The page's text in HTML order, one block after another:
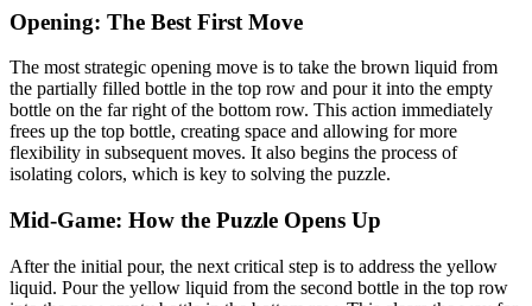
Opening: The Best First Move
The most strategic opening move is to take the brown liquid from
the partially filled bottle in the top row and pour it into the empty
bottle on the far right of the bottom row. This action immediately
frees up the top bottle, creating space and allowing for more
flexibility in subsequent moves. It also begins the process of
isolating colors, which is key to solving the puzzle.
Mid-Game: How the Puzzle Opens Up
After the initial pour, the next critical step is to address the yellow
liquid. Pour the yellow liquid from the second bottle in the top row